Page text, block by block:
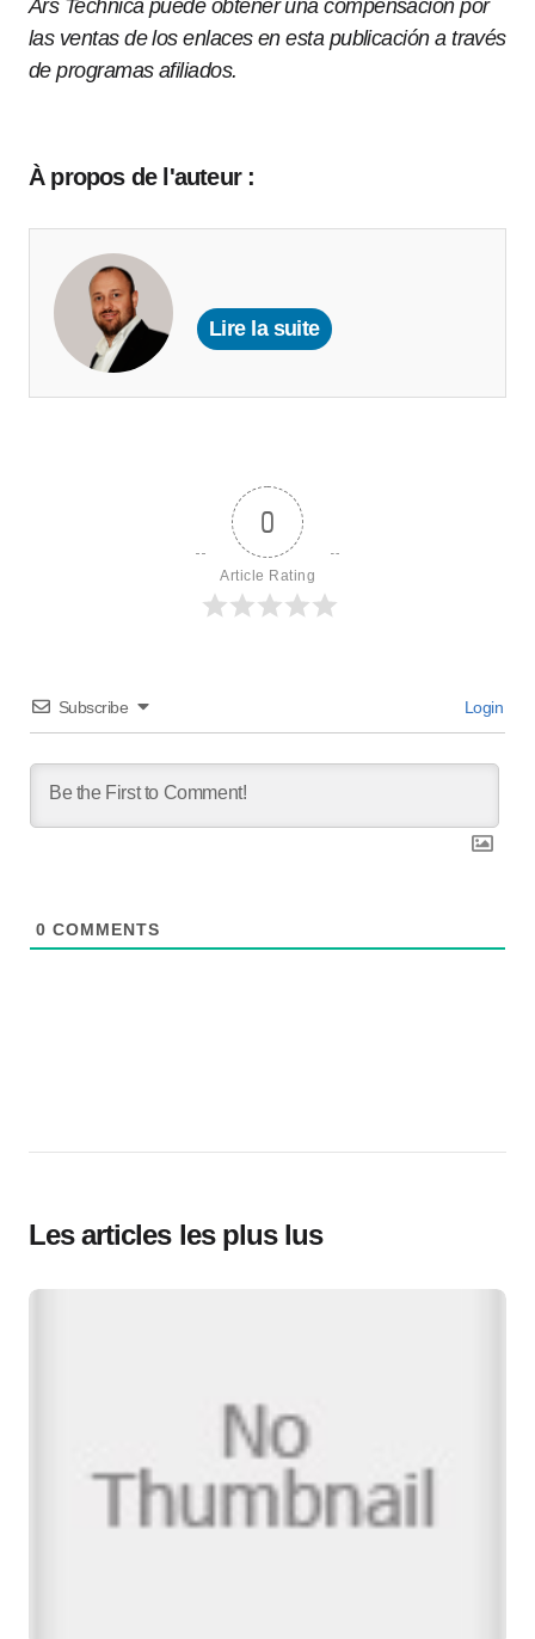
Ars Technica puede obtener una compensación por
las ventas de los enlaces en esta publicación a través
de programas afiliados.
À propos de l'auteur :
Lire la suite
0
Article Rating
Subscribe Login
0 COMMENTS
Les articles les plus lus